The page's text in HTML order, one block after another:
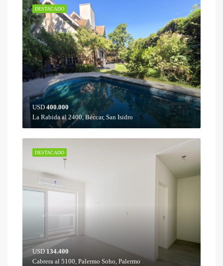
DESTACADO
USD 400.000
La Rabida al 2400, Béccar, San Isidro
DESTACADO
USD134.400
Cabrera al 5100, Palermo Soho, Palermo